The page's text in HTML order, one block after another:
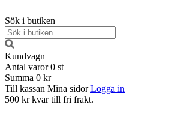
Sök i butiken
Kundvagn
Antal varor 0 st
Summa 0 kr
Till kassan Mina sidor Logga in
500 kr kvar till fri frakt.